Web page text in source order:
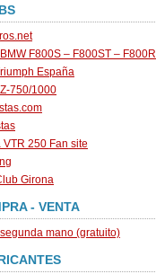
F800S – F800ST – F800R
España
750/1000
VTR 250 Fan site
Girona
- VENTA
mano (gratuito)